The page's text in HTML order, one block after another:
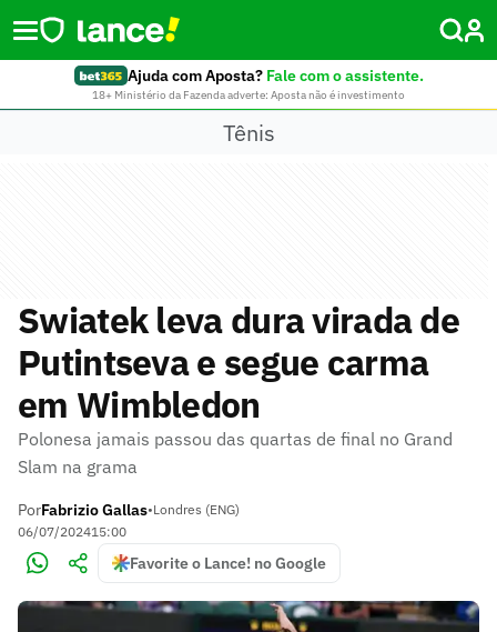
Ajuda com Aposta? Fale com o assistente.
18+ Ministério da Fazenda adverte: Aposta não é investimento
Tênis
Swiatek leva dura virada de
Putintseva e segue carma
em Wimbledon
Polonesa jamais passou das quartas de final no Grand
Slam na grama
PorFabrizio Gallas•Londres (ENG)
06/07/202415:00
Favorite o Lance! no Google